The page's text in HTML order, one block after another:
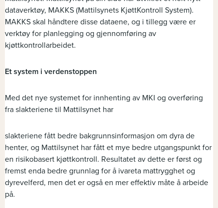
dataverktøy, MAKKS (Mattilsynets KjøttKontroll System).
MAKKS skal håndtere disse dataene, og i tillegg være er
verktøy for planlegging og gjennomføring av
kjøttkontrollarbeidet.
Et system i verdenstoppen
Med det nye systemet for innhenting av MKI og overføring
fra slakteriene til Mattilsynet har
slakteriene fått bedre bakgrunnsinformasjon om dyra de
henter, og Mattilsynet har fått et mye bedre utgangspunkt for
en risikobasert kjøttkontroll. Resultatet av dette er først og
fremst enda bedre grunnlag for å ivareta mattrygghet og
dyrevelferd, men det er også en mer effektiv måte å arbeide
på.